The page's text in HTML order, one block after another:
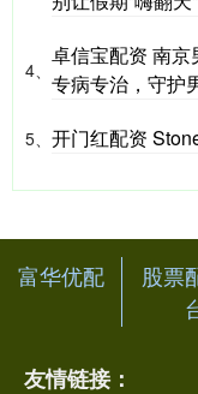
4、
卓信宝配资 南
专病专治，守护
5、 开门红配资
富华优配
股票
友情链接：